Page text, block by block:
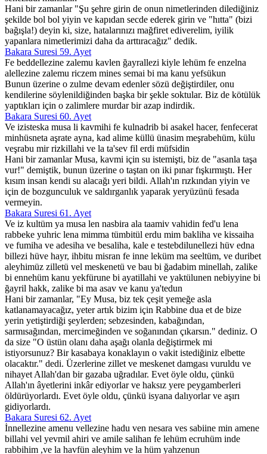
Hani bir zamanlar "Şu şehre girin de onun nimetlerinden dilediğiniz
şekilde bol bol yiyin ve kapıdan secde ederek girin ve "hıtta" (bizi
bağışla!) deyin ki, size, hatalarınızı mağfiret ediverelim, iyilik
yapanlara nimetlerimizi daha da arttıracağız" dedik.
Bakara Suresi 59. Ayet
Fe beddellezine zalemu kavlen ğayrallezi kiyle lehüm fe enzelna
alellezine zalemu riczem mines semai bi ma kanu yefsükun
Bunun üzerine o zulme devam edenler sözü değiştirdiler, onu
kendilerine söylenildiğinden başka bir şekle soktular. Biz de kötülük
yaptıkları için o zalimlere murdar bir azap indirdik.
Bakara Suresi 60. Ayet
Ve izisteska musa li kavmihi fe kulnadrib bi asakel hacer, fenfecerat
minhüsneta aşrate ayna, kad alime küllü ünasim meşrabehüm, külu
veşrabu mir rizkillahi ve la ta'sev fil erdi müfsidin
Hani bir zamanlar Musa, kavmi için su istemişti, biz de "asanla taşa
vur!" demiştik, bunun üzerine o taştan on iki pınar fışkırmıştı. Her
kısım insan kendi su alacağı yeri bildi. Allah'ın rızkından yiyin ve
için de bozgunculuk ve saldırganlık yaparak yeryüzünü fesada
vermeyin.
Bakara Suresi 61. Ayet
Ve iz kultüm ya musa len nasbira ala taamiv vahidin fed'u lena
rabbeke yuhric lena mimma tümbitül erdu mim bakliha ve kissaiha
ve fumiha ve adesiha ve besaliha, kale e testebdilunellezi hüv edna
billezi hüve hayr, ihbitu misran fe inne leküm ma seeltüm, ve duribet
aleyhimüz zilletü vel meskenetü ve bau bi ğadabim minellah, zalike
bi ennehüm kanu yekfürune bi ayatillahi ve yaktülunen nebiyyine bi
ğayril hakk, zalike bi ma asav ve kanu ya'tedun
Hani bir zamanlar, "Ey Musa, biz tek çeşit yemeğe asla
katlanamayacağız, yeter artık bizim için Rabbine dua et de bize
yerin yetiştirdiği şeylerden; sebzesinden, kabağından,
sarmısağından, mercimeğinden ve soğanından çıkarsın." dediniz. O
da size "O üstün olanı daha aşağı olanla değiştirmek mi
istiyorsunuz? Bir kasabaya konaklayın o vakit istediğiniz elbette
olacaktır." dedi. Üzerlerine zillet ve meskenet damgası vuruldu ve
nihayet Allah'dan bir gazaba uğradılar. Evet öyle oldu, çünkü
Allah'ın âyetlerini inkâr ediyorlar ve haksız yere peygamberleri
öldürüyorlardı. Evet öyle oldu, çünkü isyana dalıyorlar ve aşırı
gidiyorlardı.
Bakara Suresi 62. Ayet
İnnellezine amenu vellezine hadu ven nesara ves sabiine min amene
billahi vel yevmil ahiri ve amile salihan fe lehüm ecruhüm inde
rabbihim ,ve la havfün aleyhim ve la hüm yahzenun